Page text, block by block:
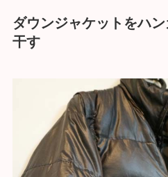
ダウンジャケットをハ
干す